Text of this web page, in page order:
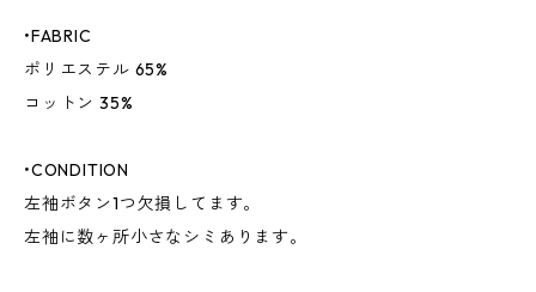
•FABRIC
ポリエステル 65%
コットン 35%
•CONDITION
左袖ボタン1つ欠損してます。
左袖に数ヶ所小さなシミあります。